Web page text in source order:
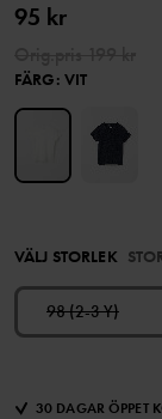
95 kr
FÄRG: VIT
VÄLJ STORLEK
98 (2-3 Y)
30 DAGAR ÖPPET